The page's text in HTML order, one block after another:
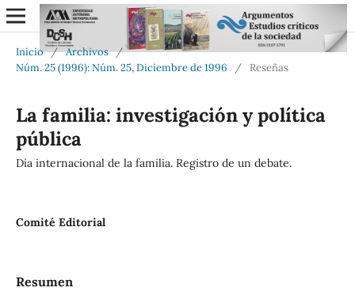
Inicio / Archivos /
Núm. 25 (1996): Núm. 25, Diciembre de 1996
/ Reseñas
La familia: investigación y política
pública
Día internacional de la familia. Registro de un debate.
Comité Editorial
Resumen